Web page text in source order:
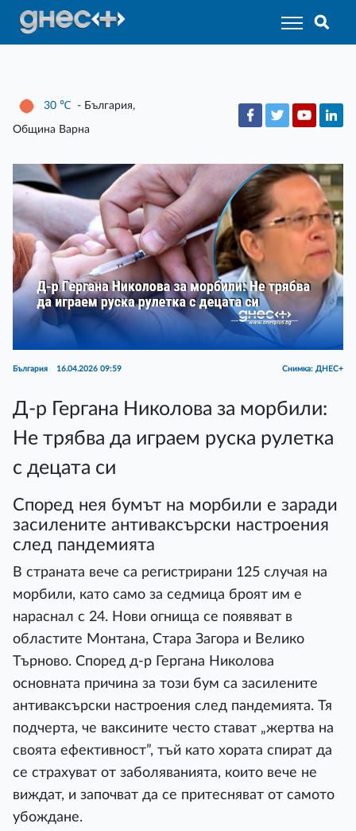
30 ℃ - България,
Община Варна
България 16.04.2026 09:59 Снимка: ДНЕС+
Д-р Гергана Николова за морбили:
Не трябва да играем руска рулетка
с децата си
Според нея бумът на морбили е заради
засилените антиваксърски настроения
след пандемията
В страната вече са регистрирани 125 случая на
морбили, като само за седмица броят им е
нараснал с 24. Нови огнища се появяват в
областите Монтана, Стара Загора и Велико
Търново. Според д-р Гергана Николова
основната причина за този бум са засилените
антиваксърски настроения след пандемията. Тя
подчерта, че ваксините често стават „жертва на
своята ефективност”, тъй като хората спират да
се страхуват от заболяванията, които вече не
виждат, и започват да се притесняват от самото
убождане.